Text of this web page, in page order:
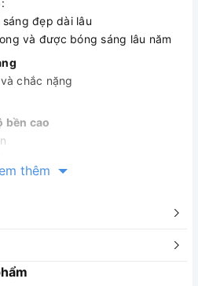
đẹp dài lâu
và được bóng sáng lâu năm
chắc nặng
bền cao
nước phun mạnh cả ở khu vực
năng êm ái với cơ thể
và gioăng làm kín bằng tua vít
thêm